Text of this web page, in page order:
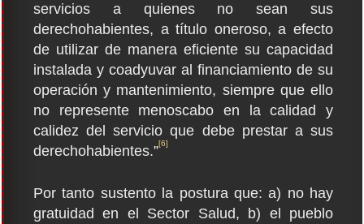
servicios a quienes no sean sus
derechohabientes, a título oneroso, a efecto
de utilizar de manera eficiente su capacidad
instalada y coadyuvar al financiamiento de su
operación y mantenimiento, siempre que ello
no represente menoscabo en la calidad y
calidez del servicio que debe prestar a sus
derechohabientes.”[6]
Por tanto sustento la postura que: a) no hay
gratuidad en el Sector Salud, b) el pueblo